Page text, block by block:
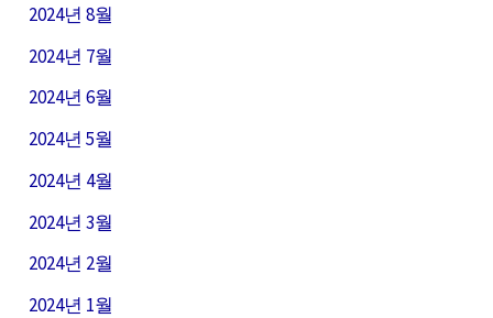
2024년 8월
2024년 7월
2024년 6월
2024년 5월
2024년 4월
2024년 3월
2024년 2월
2024년 1월